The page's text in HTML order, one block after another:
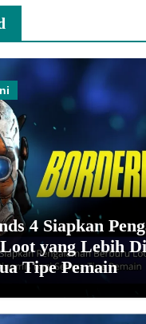
4 Siapkan
yang Lebih
Tipe Pemain